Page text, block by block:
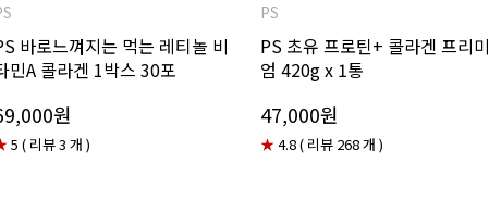
바로느껴지는 먹는 레티놀 비
민A 콜라겐 1박스 30포
원
5 ( 리뷰 3 개 )
PS
PS 초유 프로틴+ 콜라겐 프리미
엄 420g x 1통
47,000원
★4.8 ( 리뷰 268 개 )